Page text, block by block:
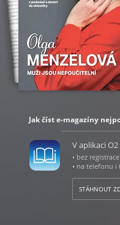
Jak číst e-magazíny
V aplikaci
• bez registrace
• na telefonu i
STÁHNOUT